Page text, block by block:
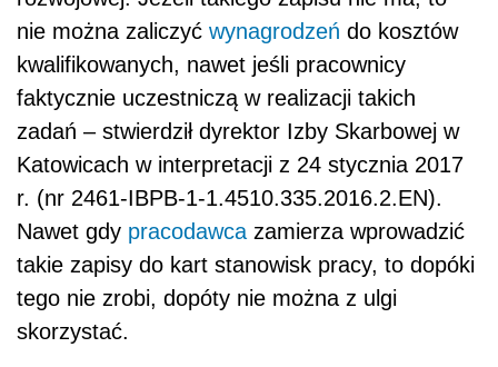
nie można zaliczyć wynagrodzeń do kosztów
kwalifikowanych, nawet jeśli pracownicy
faktycznie uczestniczą w realizacji takich
zadań – stwierdził dyrektor Izby Skarbowej w
Katowicach w interpretacji z 24 stycznia 2017
r. (nr 2461-IBPB-1-1.4510.335.2016.2.EN).
Nawet gdy pracodawca zamierza wprowadzić
takie zapisy do kart stanowisk pracy, to dopóki
tego nie zrobi, dopóty nie można z ulgi
skorzystać.